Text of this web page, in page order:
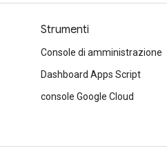
Strumenti
Console di amministrazione
Dashboard Apps Script
console Google Cloud